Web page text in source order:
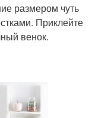
размером чуть
Приклейте
венок.